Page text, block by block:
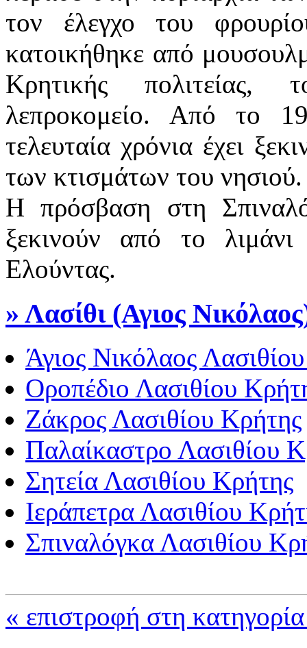
τον έλεγχο του
κατοικήθηκε από
Κρητικής
λεπροκομείο. Από το
τελευταία χρόνια έχει
των κτισμάτων του νησιού.
Η πρόσβαση στη
ξεκινούν από το
Ελούντας.
» Λασίθι (Αγιος
Άγιος Νικόλαος
Οροπέδιο Λασιθίου
Ζάκρος Λασιθίου Κρήτης
Παλαίκαστρο Λασιθίου
Σητεία Λασιθίου Κρήτης
Ιεράπετρα Λασιθίου
Σπιναλόγκα Λασιθίου
« επιστροφή στη